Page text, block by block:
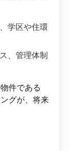
学区や住環
、管理体制
件である
グが、将来